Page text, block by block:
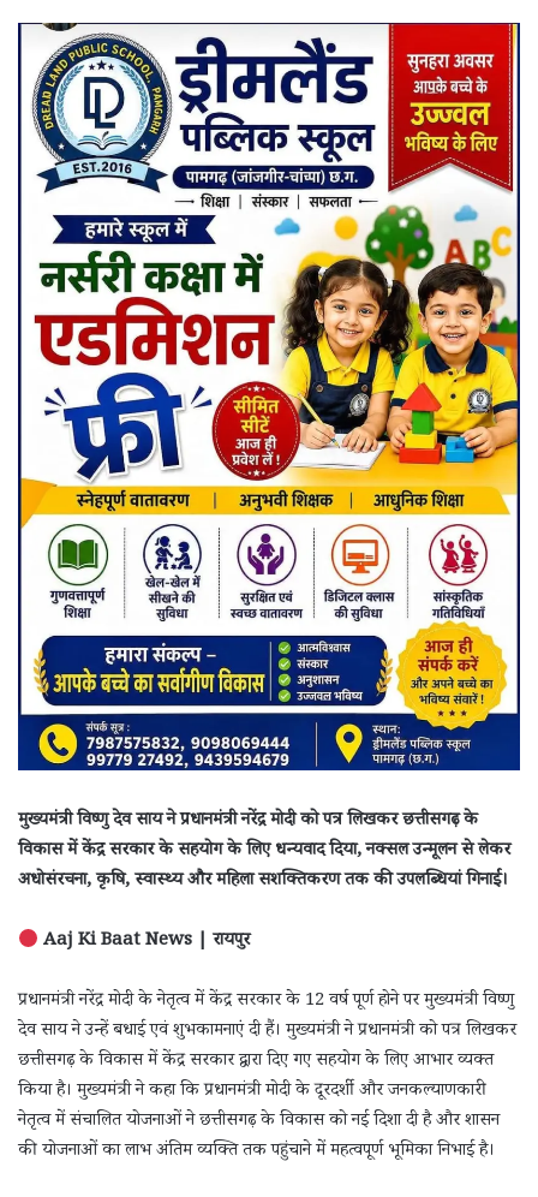
मुख्यमंत्री विष्णु देव साय ने प्रधानमंत्री नरेंद्र मोदी को पत्र लिखकर छत्तीसगढ़ के
विकास में केंद्र सरकार के सहयोग के लिए धन्यवाद दिया, नक्सल उन्मूलन से लेकर
अधोसंरचना, कृषि, स्वास्थ्य और महिला सशक्तिकरण तक की उपलब्धियां गिनाईं।
Aaj Ki Baat News | रायपुर
प्रधानमंत्री नरेंद्र मोदी के नेतृत्व में केंद्र सरकार के 12 वर्ष पूर्ण होने पर मुख्यमंत्री विष्णु
देव साय ने उन्हें बधाई एवं शुभकामनाएं दी हैं। मुख्यमंत्री ने प्रधानमंत्री को पत्र लिखकर
छत्तीसगढ़ के विकास में केंद्र सरकार द्वारा दिए गए सहयोग के लिए आभार व्यक्त
किया है। मुख्यमंत्री ने कहा कि प्रधानमंत्री मोदी के दूरदर्शी और जनकल्याणकारी
नेतृत्व में संचालित योजनाओं ने छत्तीसगढ़ के विकास को नई दिशा दी है और शासन
की योजनाओं का लाभ अंतिम व्यक्ति तक पहुंचाने में महत्वपूर्ण भूमिका निभाई है।